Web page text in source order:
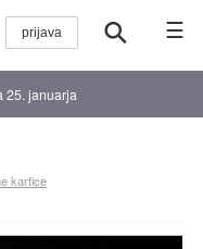
☰
25. januarja
kartice